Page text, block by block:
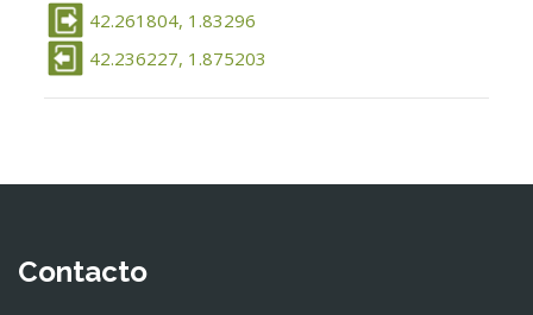
42.261804, 1.83296
42.236227, 1.875203
Contacto